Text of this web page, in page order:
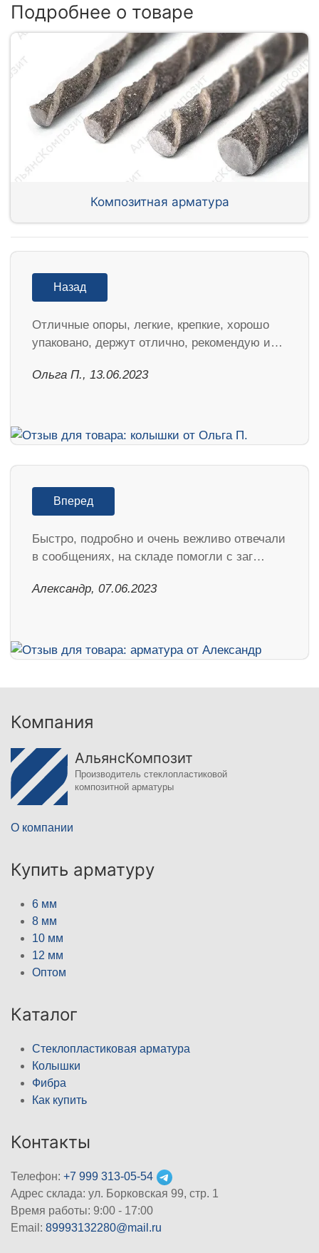
Подробнее о товаре
Композитная арматура
Назад
Отличные опоры, легкие, крепкие, хорошо
упаковано, держут отлично, рекомендую и…
Ольга П., 13.06.2023
Вперед
Быстро, подробно и очень вежливо отвечали
в сообщениях, на складе помогли с заг…
Александр, 07.06.2023
Компания
АльянсКомпозит
Производитель стеклопластиковой
композитной арматуры
О компании
Купить арматуру
6 мм
8 мм
10 мм
12 мм
Оптом
Каталог
Стеклопластиковая арматура
Колышки
Фибра
Как купить
Контакты
Телефон: +7 999 313-05-54
Адрес склада: ул. Борковская 99, стр. 1
Время работы: 9:00 - 17:00
Email: 89993132280@mail.ru